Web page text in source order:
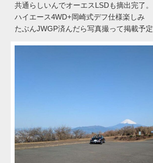
共通らしいんでオーエスLSDも摘出完了。
ハイエース4WD+岡崎式デフ仕様楽しみ
たぶんJWGP済んだら写真撮って掲載予定